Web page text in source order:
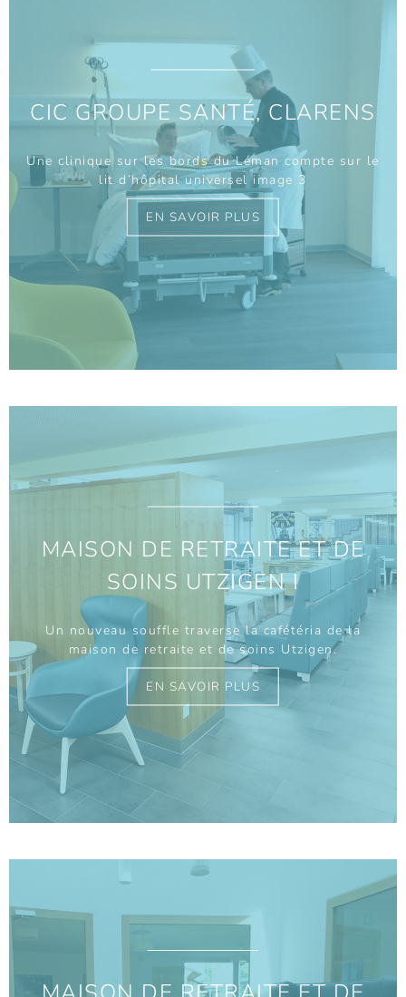
CIC GROUPE SANTÉ, CLARENS
Une clinique sur les bords du Léman compte sur le
lit d’hôpital universel image 3
EN SAVOIR PLUS
MAISON DE RETRAITE ET DE
SOINS UTZIGEN I
Un nouveau souffle traverse la cafétéria de la
maison de retraite et de soins Utzigen.
EN SAVOIR PLUS